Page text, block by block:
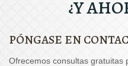
¿Y
PÓNGASE EN
Ofrecemos consultas gratuitas